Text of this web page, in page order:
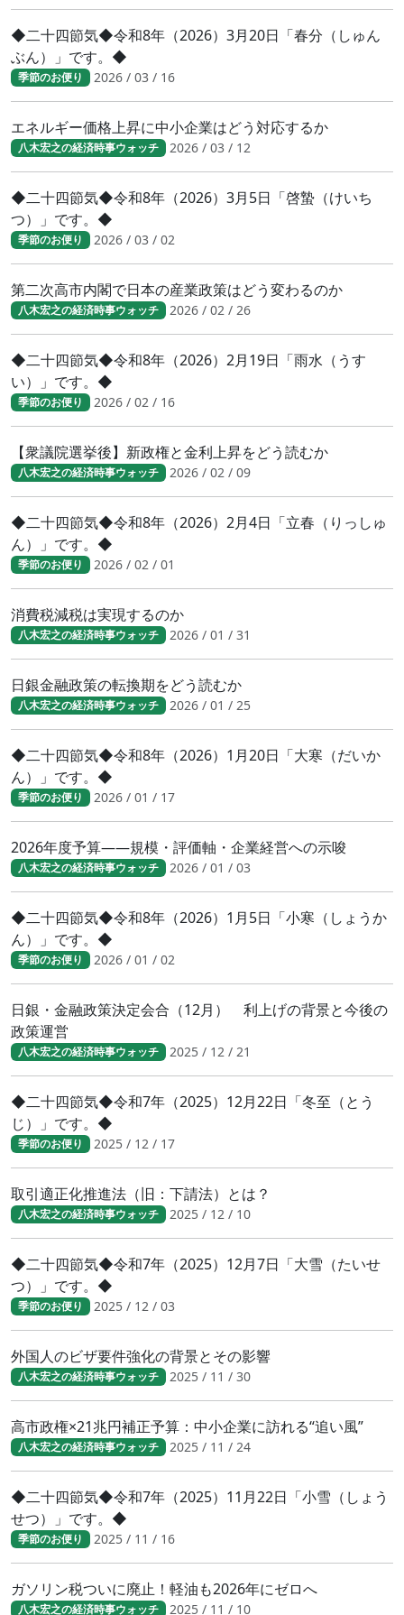
◆二十四節気◆令和8年（2026）3月20日「春分（しゅん
ぶん）」です。◆
季節のお便り 2026 / 03 / 16
エネルギー価格上昇に中小企業はどう対応するか
八木宏之の経済時事ウォッチ 2026 / 03 / 12
◆二十四節気◆令和8年（2026）3月5日「啓蟄（けいち
つ）」です。◆
季節のお便り 2026 / 03 / 02
第二次高市内閣で日本の産業政策はどう変わるのか
八木宏之の経済時事ウォッチ 2026 / 02 / 26
◆二十四節気◆令和8年（2026）2月19日「雨水（うす
い）」です。◆
季節のお便り 2026 / 02 / 16
【衆議院選挙後】新政権と金利上昇をどう読むか
八木宏之の経済時事ウォッチ 2026 / 02 / 09
◆二十四節気◆令和8年（2026）2月4日「立春（りっしゅ
ん）」です。◆
季節のお便り 2026 / 02 / 01
消費税減税は実現するのか
八木宏之の経済時事ウォッチ 2026 / 01 / 31
日銀金融政策の転換期をどう読むか
八木宏之の経済時事ウォッチ 2026 / 01 / 25
◆二十四節気◆令和8年（2026）1月20日「大寒（だいか
ん）」です。◆
季節のお便り 2026 / 01 / 17
2026年度予算――規模・評価軸・企業経営への示唆
八木宏之の経済時事ウォッチ 2026 / 01 / 03
◆二十四節気◆令和8年（2026）1月5日「小寒（しょうか
ん）」です。◆
季節のお便り 2026 / 01 / 02
日銀・金融政策決定会合（12月） 利上げの背景と今後の
政策運営
八木宏之の経済時事ウォッチ 2025 / 12 / 21
◆二十四節気◆令和7年（2025）12月22日「冬至（とう
じ）」です。◆
季節のお便り 2025 / 12 / 17
取引適正化推進法（旧：下請法）とは？
八木宏之の経済時事ウォッチ 2025 / 12 / 10
◆二十四節気◆令和7年（2025）12月7日「大雪（たいせ
つ）」です。◆
季節のお便り 2025 / 12 / 03
外国人のビザ要件強化の背景とその影響
八木宏之の経済時事ウォッチ 2025 / 11 / 30
高市政権×21兆円補正予算：中小企業に訪れる“追い風”
八木宏之の経済時事ウォッチ 2025 / 11 / 24
◆二十四節気◆令和7年（2025）11月22日「小雪（しょう
せつ）」です。◆
季節のお便り 2025 / 11 / 16
ガソリン税ついに廃止！軽油も2026年にゼロへ
八木宏之の経済時事ウォッチ 2025 / 11 / 10